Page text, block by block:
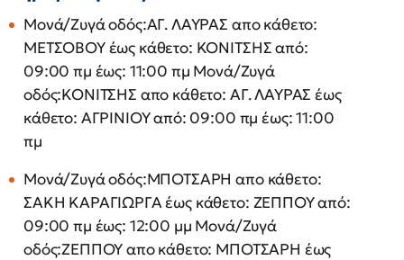
Μονά/Ζυγά οδός:ΑΓ. ΛΑΥΡΑΣ απο κάθετο:
ΜΕΤΣΟΒΟΥ έως κάθετο: ΚΟΝΙΤΣΗΣ από:
09:00 πμ έως: 11:00 πμ Μονά/Ζυγά
οδός:ΚΟΝΙΤΣΗΣ απο κάθετο: ΑΓ. ΛΑΥΡΑΣ έως
κάθετο: ΑΓΡΙΝΙΟΥ από: 09:00 πμ έως: 11:00
πμ
Μονά/Ζυγά οδός:ΜΠΟΤΣΑΡΗ απο κάθετο:
ΣΑΚΗ ΚΑΡΑΓΙΩΡΓΑ έως κάθετο: ΖΕΠΠΟΥ από:
09:00 πμ έως: 12:00 μμ Μονά/Ζυγά
οδός:ΖΕΠΠΟΥ απο κάθετο: ΜΠΟΤΣΑΡΗ έως